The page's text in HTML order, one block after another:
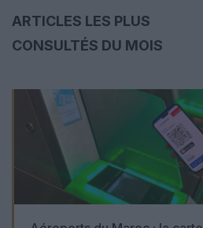
ARTICLES LES PLUS
CONSULTÉS DU MOIS